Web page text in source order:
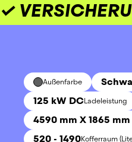
✓
Außenfarbe
125 kW DCLadeleistung
4590 mm X 1865 mm
520 - 1490Kofferraum